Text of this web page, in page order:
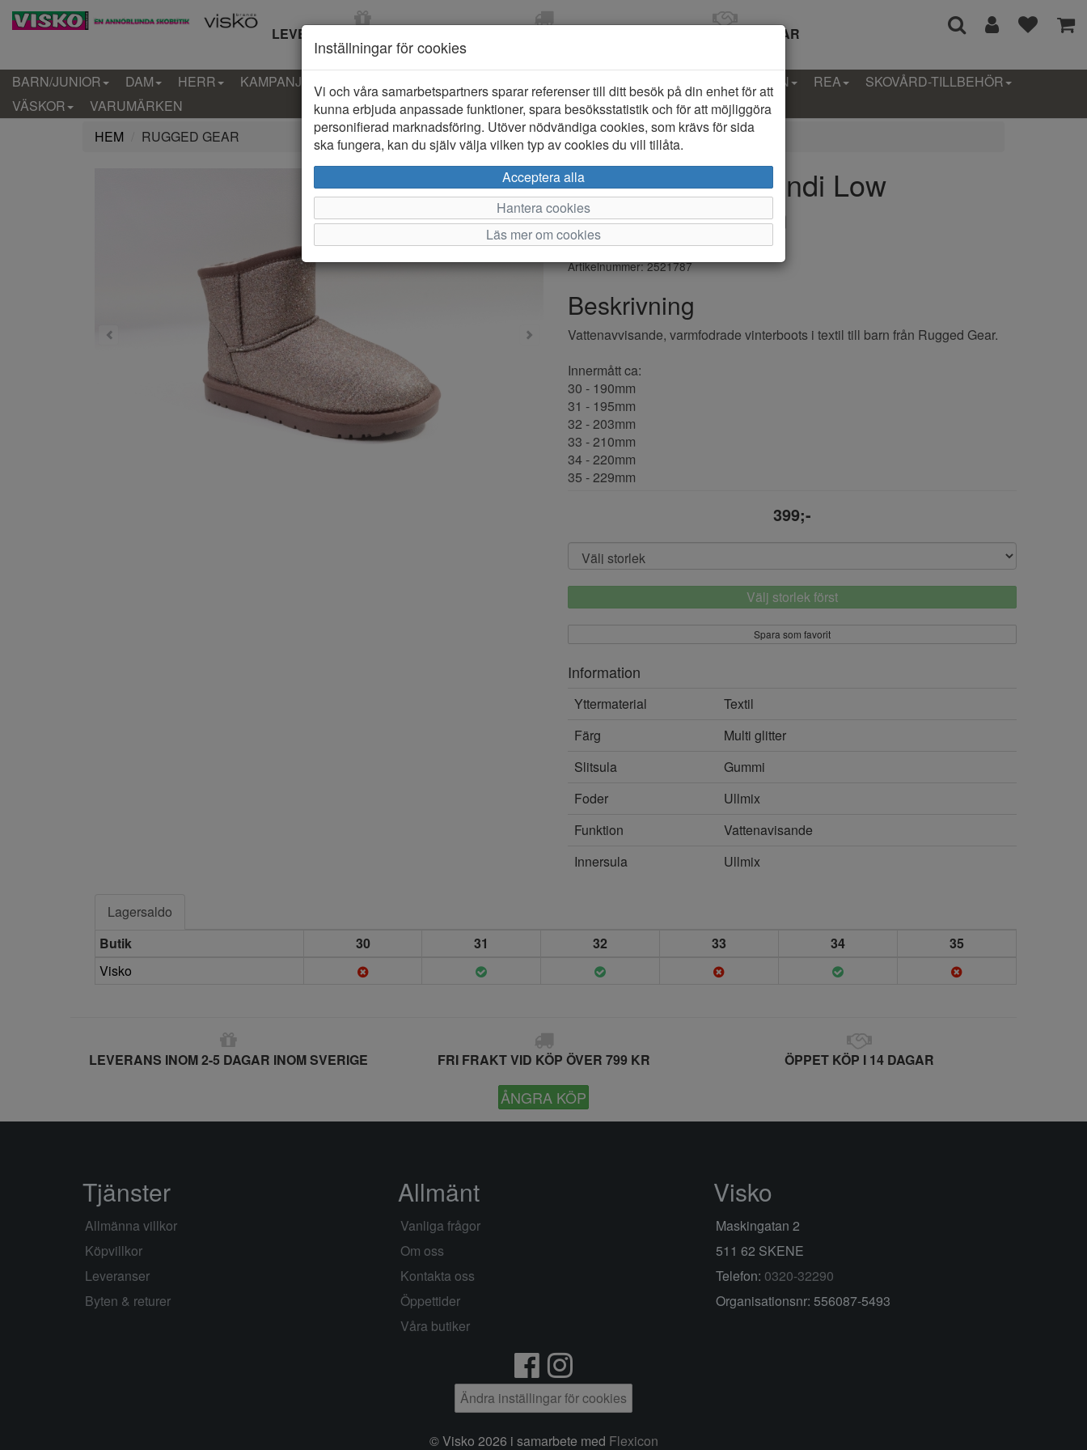
LEVERANS INOM 2-5 DAGAR ÖPPET KÖP I 14 DAGAR
BARN/JUNIOR DAM HERR KAMPANJ KLÄDER-BARN PROVKOLLEKTION REA
SKOVÅRD-TILLBEHÖR
VÄSKOR
VARUMÄRKEN
HEM
RUGGED GEAR
Rugged Gear Bondi Low
Varmfodrad Barn
Varumärke: Rugged Gear
Artikelnummer: 2521787
Beskrivning
Vattenavvisande, varmfodrade vinterboots i textil till barn från Rugged Gear.
Innermått ca:
30 - 190mm
31 - 195mm
32 - 203mm
33 - 210mm
34 - 220mm
35 - 229mm
399;-
Välj storlek först
Spara som favorit
Information
Yttermaterial
Textil
Färg
Multi glitter
Slitsula
Gummi
Foder
Ullmix
Funktion
Vattenavisande
Innersula
Ullmix
Lagersaldo
Butik
30 31 32 33 34
35
Visko
LEVERANS INOM 2-5 DAGAR INOM SVERIGE FRI FRAKT VID KÖP ÖVER 799 KR ÖPPET KÖP I 14 DAGAR
ÅNGRA KÖP
Inställningar för cookies
Vi och våra samarbetspartners sparar referenser till ditt besök på din enhet för att
kunna erbjuda anpassade funktioner, spara besöksstatistik och för att möjliggöra
personifierad marknadsföring. Utöver nödvändiga cookies, som krävs för sida
ska fungera, kan du själv välja vilken typ av cookies du vill tillåta.
Acceptera alla
Hantera cookies
Läs mer om cookies
Tjänster
Allmänna villkor
Köpvillkor
Leveranser
Byten & returer
Allmänt
Vanliga frågor
Om oss
Kontakta oss
Öppettider
Våra butiker
Visko
Maskingatan 2
511 62 SKENE
Telefon: 0320-32290
Organisationsnr: 556087-5493
Ändra inställingar för cookies
© Visko 2026 i samarbete med Flexicon